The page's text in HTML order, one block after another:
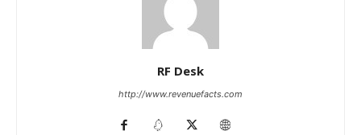
RF Desk
http://www.revenuefacts.com